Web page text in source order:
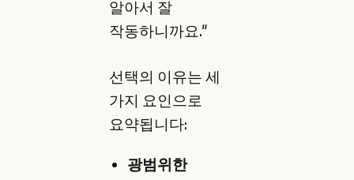
알아서 잘
작동하니까요."
선택의 이유는 세
가지 요인으로
요약됩니다:
광범위한